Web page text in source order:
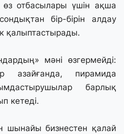
отбасылары үшін ақша
бір-бірін алдау
қалыптастырады.
мәні өзгермейді:
азайғанда, пирамида
барлық
кетеді.
шынайы бизнестен қалай